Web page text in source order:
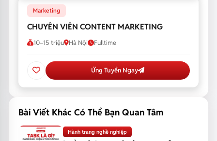
Marketing
CHUYÊN VIÊN CONTENT MARKETING
10–15 triệu Hà Nội Fulltime
Ứng Tuyển Ngay
Bài Viết Khác Có Thể Bạn Quan Tâm
Hành trang nghề nghiệp